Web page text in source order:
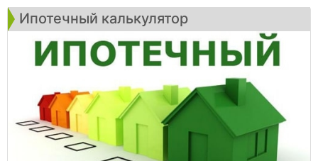
Ипотечный калькулятор